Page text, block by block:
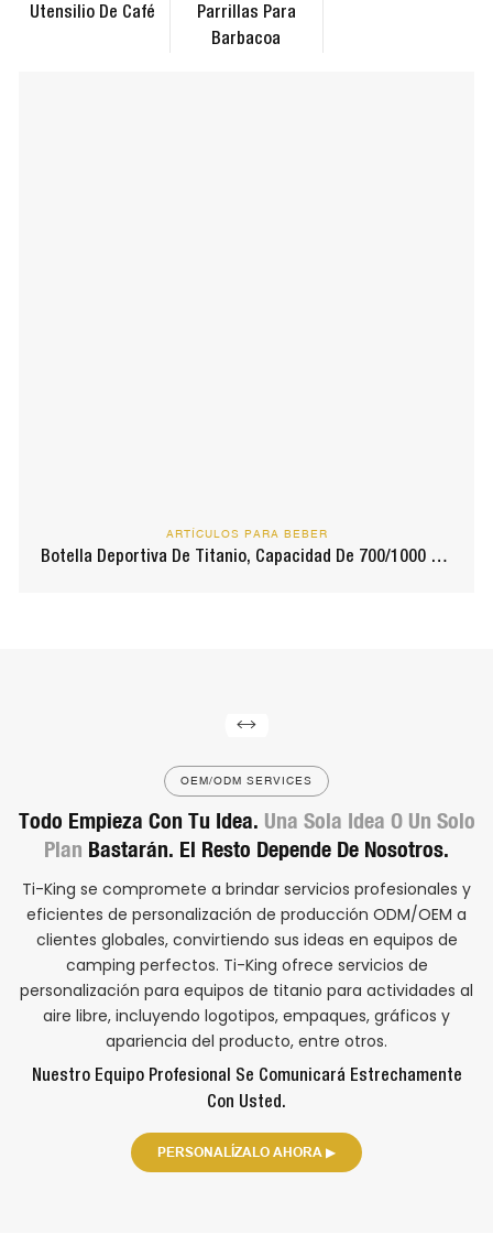
Utensilio De Café
Parrillas Para
Barbacoa
ARTÍCULOS PARA BEBER
Botella Deportiva De Titanio, Capacidad De 700/1000 Ml,
OEM/ODM SERVICES
Todo Empieza Con Tu Idea. Una Sola Idea O Un Solo
Plan Bastarán. El Resto Depende De Nosotros.
Ti-King se compromete a brindar servicios profesionales y
eficientes de personalización de producción ODM/OEM a
clientes globales, convirtiendo sus ideas en equipos de
camping perfectos. Ti-King ofrece servicios de
personalización para equipos de titanio para actividades al
aire libre, incluyendo logotipos, empaques, gráficos y
apariencia del producto, entre otros.
Nuestro Equipo Profesional Se Comunicará Estrechamente
Con Usted.
PERSONALÍZALO AHORA ▶